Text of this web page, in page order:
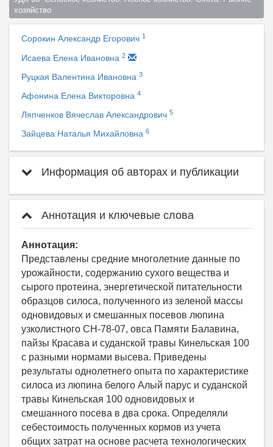
хозяйство
Сорокин Александр Егорович 1
Исаева Елена Ивановна 2
Руцкая Валентина Ивановна 3
Афонина Елена Викторовна 4
Ляпченков Вячеслав Александрович 5
Зайцева Наталья Михайловна 6
Информация об авторах и публикации
Аннотация и ключевые слова
Аннотация:
Представлены средние многолетние данные по
урожайности, содержанию сухого вещества и
сырого протеина, энергетической питательности
образцов силоса, полученного из зеленой массы
одновидовых и смешанных посевов люпина
узколистного СН-78-07, овса Памяти Балавина,
пайзы Красава и суданской травы Кинельская 100
с разными нормами высева. Приведены
результаты однолетнего опыта по характеристике
силоса из люпина белого Алый парус и суданской
травы Кинельская 100 одновидовых и
смешанного посева в два срока. Определяли
себестоимость полученных кормов из учета
общих затрат на основе расчета технологических